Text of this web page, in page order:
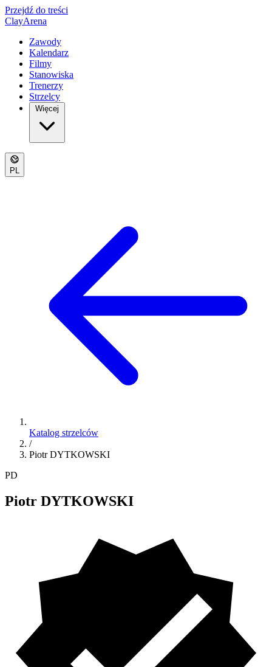
Przejdź do treści
ClayArena
Zawody
Kalendarz
Filmy
Stanowiska
Trenerzy
Strzelcy
PL
Katalog strzelców
/
Piotr DYTKOWSKI
PD
Piotr DYTKOWSKI